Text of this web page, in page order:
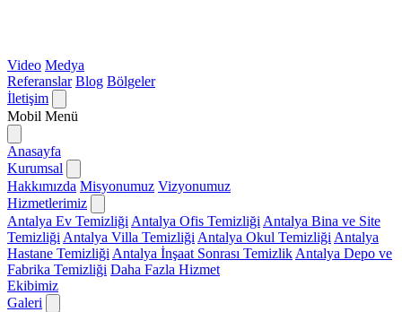
Video Medya
Referanslar Blog Bölgeler
İletişim
Mobil Menü
Anasayfa
Kurumsal
Hakkımızda Misyonumuz Vizyonumuz
Hizmetlerimiz
Antalya Ev Temizliği Antalya Ofis Temizliği Antalya Bina ve Site
Temizliği Antalya Villa Temizliği Antalya Okul Temizliği Antalya
Hastane Temizliği Antalya İnşaat Sonrası Temizlik Antalya Depo ve
Fabrika Temizliği Daha Fazla Hizmet
Ekibimiz
Galeri